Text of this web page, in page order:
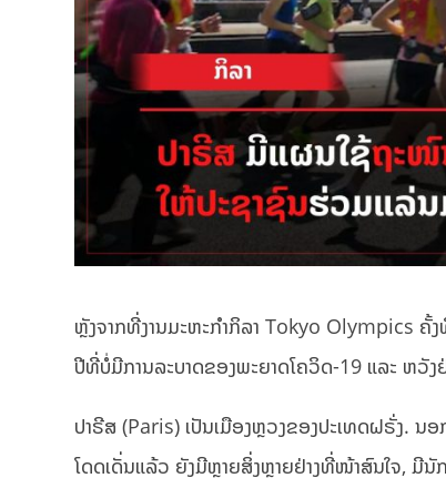
ຫຼັງຈາກທີ່ງານມະຫະກຳກິລາ Tokyo Olympics ຄັ້ງ
ປີທີ່ບໍ່ມີການລະບາດຂອງພະຍາດໂຄວິດ-19 ແລະ ຫວັ
ປາຣີສ (Paris) ເປັນເມືອງຫຼວງຂອງປະເທດຝຣັ່ງ. ນ
ໂດດເດັ່ນແລ້ວ ຍັງມີຫຼາຍສິ່ງຫຼາຍຢ່າງທີ່ໜ້າສົນໃຈ,